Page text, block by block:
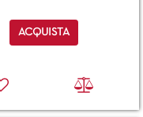
Quantità
ACQUISTA